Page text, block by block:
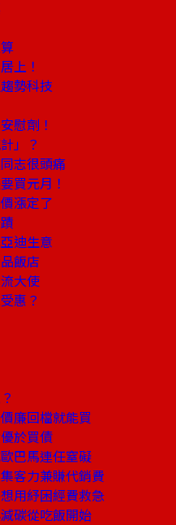
上！
勢科技
慰劑！
」？
志很頭痛
買元月！
漲定了
迪生意
飯店
大使
惠？
廉回檔就能買
於買債
巴馬連任窒礙
客力兼賺代銷費
用紓困經費救急
碳從吃飯開始